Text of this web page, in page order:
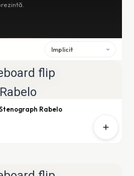
Rabelo